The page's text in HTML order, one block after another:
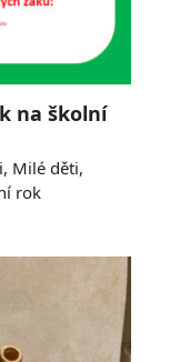
na školní
Milé děti,
rok